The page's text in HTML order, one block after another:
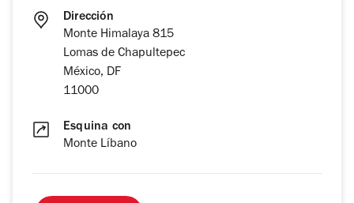
Dirección
Monte Himalaya 815
Lomas de Chapultepec
México, DF
11000
Esquina con
Monte Líbano